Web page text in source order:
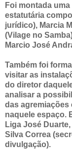
Foi montada
estatutária
jurídico), Marcia
(Vilage no
Marcio José
Também foi
visitar as
do diretor
analisar a
das agremiações
naquele espaço.
Liga José
Silva Correa
divulgação).